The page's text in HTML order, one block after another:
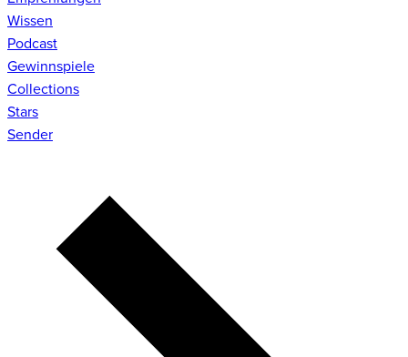
Wissen
Podcast
Gewinnspiele
Collections
Stars
Sender